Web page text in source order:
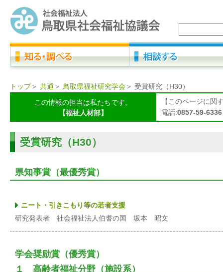
トップ＞ 共通 ＞ 鳥取県福祉研究学会＞ 受賞研究（H30）
この情報の担当は私たちです。
【福祉人材部】
【このページに関
電話:0857-59-6336
受賞研究（H30）
県知事賞（最優秀賞）
ニート・引きこもり等の若者支援
研究発表者 社会福祉法人伯耆の国 坂本 昭文
学会奨励賞（優秀賞）
１ 高齢者福祉分野（施設系）